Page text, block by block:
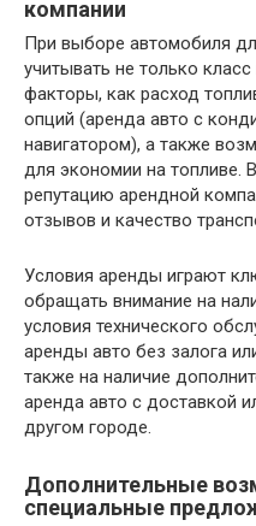
компании
При выборе автомобиля
учитывать не только
факторы, как расход
опций (аренда авто с
навигатором), а также
для экономии на топливе.
репутацию арендной
отзывов и качество
Условия аренды играют
обращать внимание на
условия технического
аренды авто без залога
также на наличие
аренда авто с доставкой
другом городе.
Дополнительные
специальные